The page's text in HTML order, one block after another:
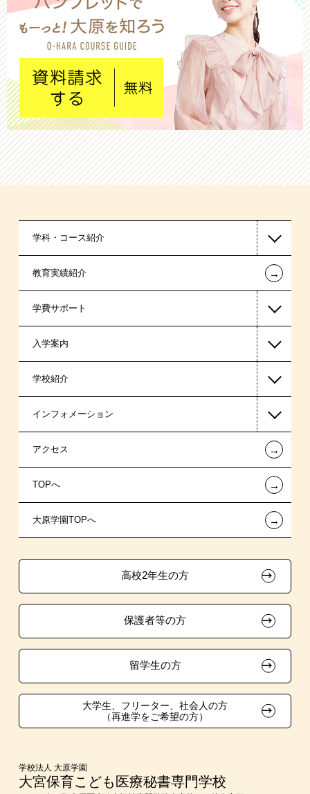
学科・コース紹介
医療事務系
保育士・幼稚園教諭系
教育実績紹介 ←
学費サポート
高等教育の修学支援新制度
日本学生支援機構の奨学金
国の教育ローン
提携教育ローン
新聞奨学生
保育士修学資金貸付制度
資格・クラブ活動による特待生制度
入学案内
一般入学
AO入学
指定校推薦入学
指定校自己推薦入学
特別推薦入学
生徒会活動推薦入学
在校生・卒業生紹介推薦入学
大学生・短期大学生特別入学
学費
短期大学との併修
学校紹介
在校生からあなたへ
夢を叶えた先輩たち
施設・研修所
学生寮・マンションのご案内
大原学園グループ案内
インフォメーション
お知らせ・新着情報
在校生へのお知らせ
各種証明書の発行ご希望の方
採用ご担当の方
アクセス ←
TOPへ ←
大原学園TOPへ ←
高校2年生の方
保護者等の方
留学生の方
大学生、フリーター、社会人の方
（再進学をご希望の方）
学校法人 大原学園
大宮保育こども医療秘書専門学校